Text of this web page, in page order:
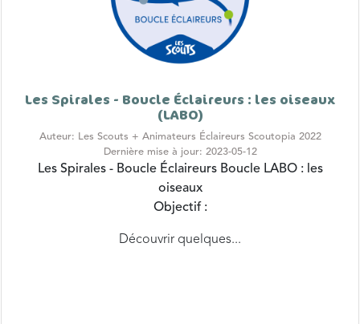
(LABO)
Auteur: Les Scouts + Animateurs Éclaireurs Scoutopia 2022
Les Spirales - Boucle Éclaireurs Boucle LABO : les
oiseaux
Objectif :
Découvrir quelques...